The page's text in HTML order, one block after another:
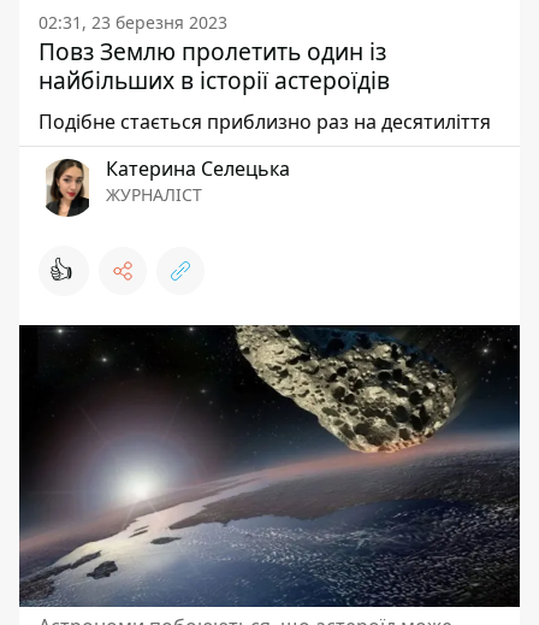
02:31, 23 березня 2023
Повз Землю пролетить один із
найбільших в історії астероїдів
Подібне стається приблизно раз на десятиліття
Катерина Селецька
ЖУРНАЛІСТ
👍